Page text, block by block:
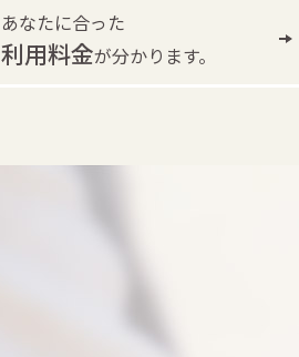
あなたに合った
利用料金が分かります。